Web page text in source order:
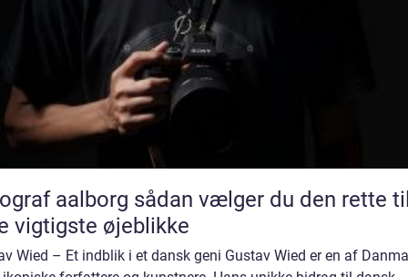
sådan vælger du den rette til
vigtigste øjeblikke
Wied – Et indblik i et dansk geni Gustav Wied er en af